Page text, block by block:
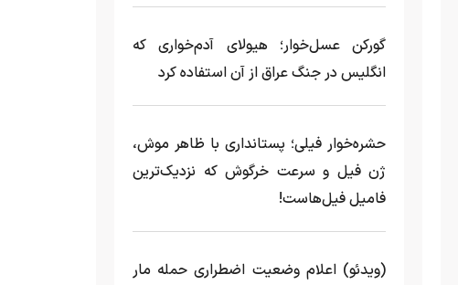
گورکن عسل‌خوار؛ هیولای آدم‌خواری که
انگلیس در جنگ عراق از آن استفاده کرد
حشره‌خوار فیلی؛ پستانداری با ظاهر موش،
ژن فیل و سرعت خرگوش که نزدیک‌ترین
فامیل فیل‌هاست!
(ویدئو) اعلام وضعیت اضطراری حمله مار‌